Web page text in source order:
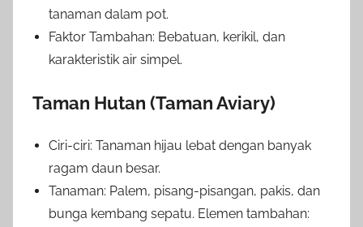
tanaman dalam pot.
Faktor Tambahan: Bebatuan, kerikil, dan
karakteristik air simpel.
Taman Hutan (Taman Aviary)
Ciri-ciri: Tanaman hijau lebat dengan banyak
ragam daun besar.
Tanaman: Palem, pisang-pisangan, pakis, dan
bunga kembang sepatu. Elemen tambahan: